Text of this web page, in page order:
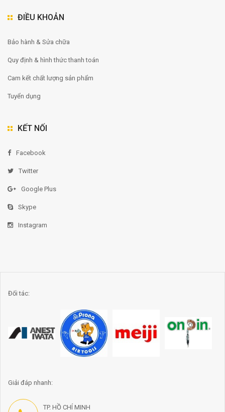
ĐIỀU KHOẢN
Bảo hành & Sửa chữa
Quy định & hình thức thanh toán
Cam kết chất lượng sản phẩm
Tuyển dụng
KẾT NỐI
Facebook
Twitter
Google Plus
Skype
Instagram
Đối tác:
Giải đáp nhanh:
TP. HỒ CHÍ MINH